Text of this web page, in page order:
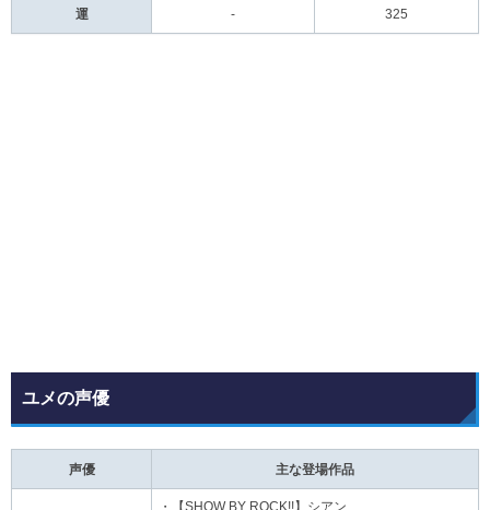
運 - 325
ユメの声優
声優 主な登場作品
・【SHOW BY ROCK!!】シアン